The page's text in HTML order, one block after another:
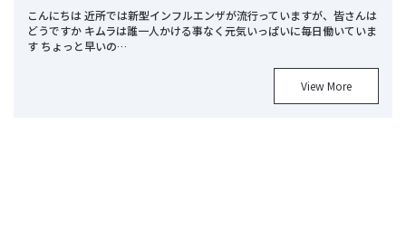
こんにちは 近所では新型インフルエンザが流行っていますが、皆さんは
どうですか キムラは誰一人かける事なく元気いっぱいに毎日働いていま
す ちょっと早いの…
View More